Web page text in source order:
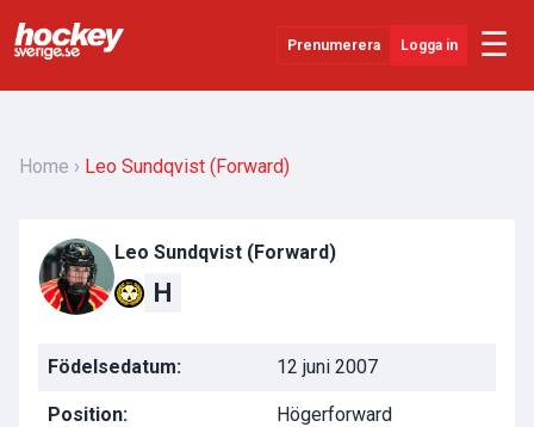
Prenumerera Logga in ☰
YouTube
Evenemang
Övrigt
Home Leo Sundqvist (Forward)
Leo Sundqvist (Forward)
H
Födelsedatum: 12 juni 2007
Position: Högerforward